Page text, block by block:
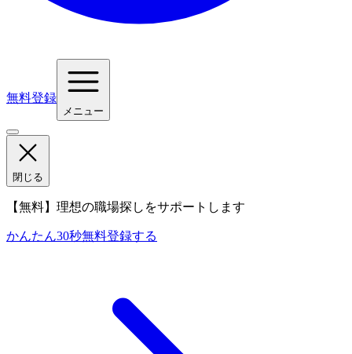
無料登録
メニュー
閉じる
【無料】理想の職場探しをサポートします
かんたん30秒無料登録する